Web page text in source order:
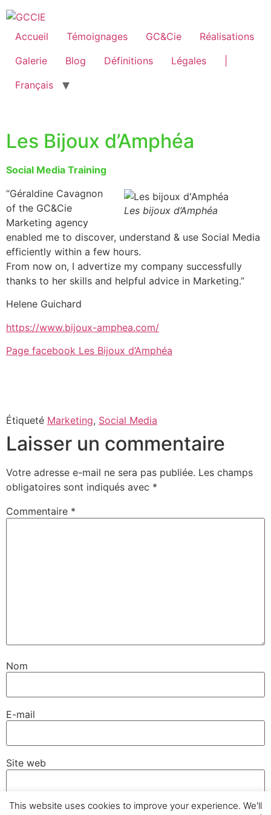
Accueil Témoignages GC&Cie
Réalisations
Galerie
Blog Définitions Légales
Français
Les Bijoux d’Amphéa
Social Media Training
Les bijoux d’Amphéa
“Géraldine Cavagnon
of the GC&Cie
Marketing agency
enabled me to discover, understand & use Social Media
efficiently within a few hours.
From now on, I advertize my company successfully
thanks to her skills and helpful advice in Marketing.”
Helene Guichard
https://www.bijoux-amphea.com/
Page facebook Les Bijoux d’Amphéa
Étiqueté Marketing, Social Media
Laisser un commentaire
Votre adresse e-mail ne sera pas publiée. Les champs
obligatoires sont indiqués avec *
Commentaire *
Nom
E-mail
Site web
This website uses cookies to improve your experience. We'll